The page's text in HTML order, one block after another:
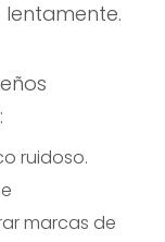
ruidoso.
marcas de